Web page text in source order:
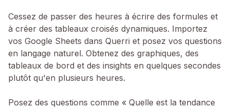
Cessez de passer des heures à écrire des formules et
à créer des tableaux croisés dynamiques. Importez
vos Google Sheets dans Querri et posez vos questions
en langage naturel. Obtenez des graphiques, des
tableaux de bord et des insights en quelques secondes
plutôt qu'en plusieurs heures.
Posez des questions comme « Quelle est la tendance